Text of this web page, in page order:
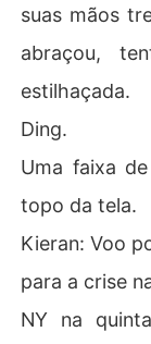
suas mãos
abraçou,
estilhaçada.
Ding.
Uma faixa
topo da tela.
Kieran: Voo
para a crise
NY na